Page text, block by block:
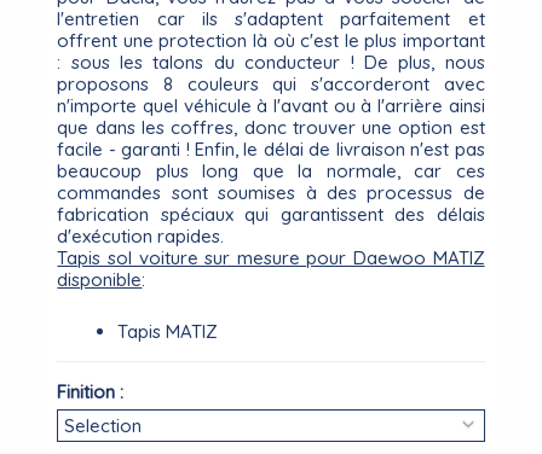
l'entretien car ils s'adaptent parfaitement et
offrent une protection là où c'est le plus important
: sous les talons du conducteur ! De plus, nous
proposons 8 couleurs qui s'accorderont avec
n'importe quel véhicule à l'avant ou à l'arrière ainsi
que dans les coffres, donc trouver une option est
facile - garanti ! Enfin, le délai de livraison n'est pas
beaucoup plus long que la normale, car ces
commandes sont soumises à des processus de
fabrication spéciaux qui garantissent des délais
d'exécution rapides.
Tapis sol voiture sur mesure pour Daewoo MATIZ
disponible:
Tapis MATIZ
Finition :